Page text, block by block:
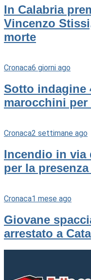
In Calabria
Vincenzo
morte
Cronaca6 giorni ago
Sotto indagine
marocchini
Cronaca2 settimane ago
Incendio in via
per la
Cronaca1 mese ago
Giovane
arrestato a